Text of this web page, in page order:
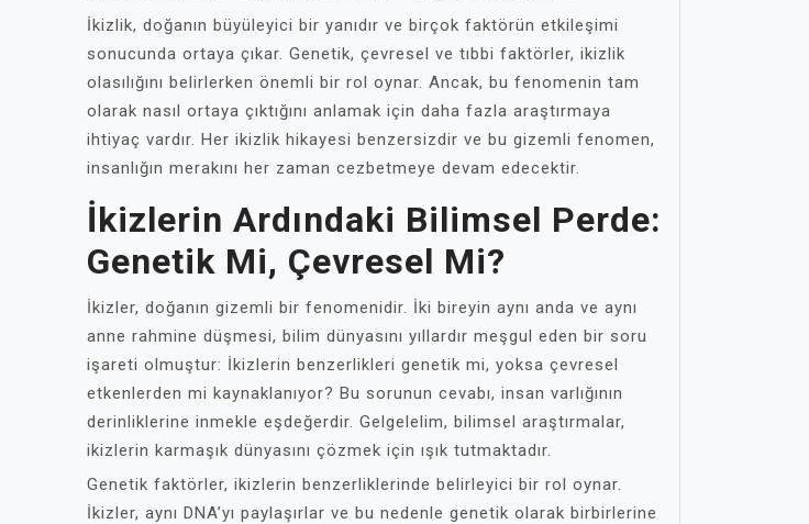
İkizlik, doğanın büyüleyici bir yanıdır ve birçok faktörün etkileşimi
sonucunda ortaya çıkar. Genetik, çevresel ve tıbbi faktörler, ikizlik
olasılığını belirlerken önemli bir rol oynar. Ancak, bu fenomenin tam
olarak nasıl ortaya çıktığını anlamak için daha fazla araştırmaya
ihtiyaç vardır. Her ikizlik hikayesi benzersizdir ve bu gizemli fenomen,
insanlığın merakını her zaman cezbetmeye devam edecektir.
İkizlerin Ardındaki Bilimsel Perde:
Genetik Mi, Çevresel Mi?
İkizler, doğanın gizemli bir fenomenidir. İki bireyin aynı anda ve aynı
anne rahmine düşmesi, bilim dünyasını yıllardır meşgul eden bir soru
işareti olmuştur: İkizlerin benzerlikleri genetik mi, yoksa çevresel
etkenlerden mi kaynaklanıyor? Bu sorunun cevabı, insan varlığının
derinliklerine inmekle eşdeğerdir. Gelgelelim, bilimsel araştırmalar,
ikizlerin karmaşık dünyasını çözmek için ışık tutmaktadır.
Genetik faktörler, ikizlerin benzerliklerinde belirleyici bir rol oynar.
İkizler, aynı DNA’yı paylaşırlar ve bu nedenle genetik olarak birbirlerine